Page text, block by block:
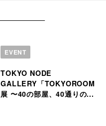
EVENT
TOKYO NODE
GALLERY「TOKYOROOMS
展 〜40の部屋、40通りの...